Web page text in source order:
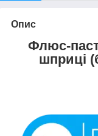
Опис
Флюс-
шприці